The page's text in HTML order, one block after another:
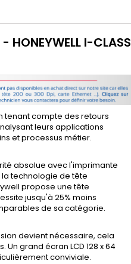
I-CLASS
tenant compte des retours
leurs applications
et processus métier.
absolue avec l'imprimante
la technologie de tête
propose une tête
jusqu'à 25% moins
de sa catégorie.
devient nécessaire, cela
grand écran LCD 128 x 64
conviviale.